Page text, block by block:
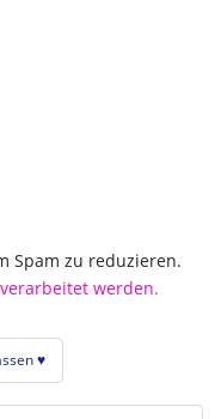
Spam zu reduzieren.
werden.
♥